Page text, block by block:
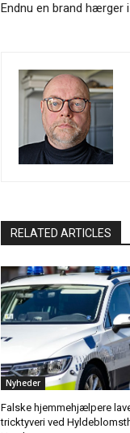
Endnu en brand hærger
RELATED ARTICLES
Nyheder
Falske hjemmehjælpere
tricktyveri ved